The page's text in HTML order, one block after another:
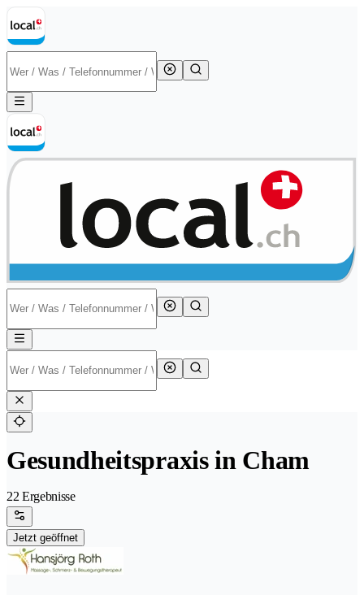
Gesundheitspraxis in Cham
22 Ergebnisse
Jetzt geöffnet